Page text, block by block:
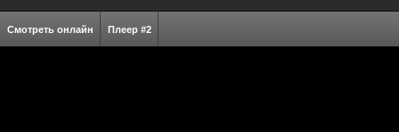
Смотреть онлайн Плеер #2